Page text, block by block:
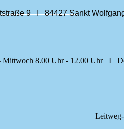
9 I 84427 Sankt
Mittwoch 8.00 Uhr - 12.00 Uhr I